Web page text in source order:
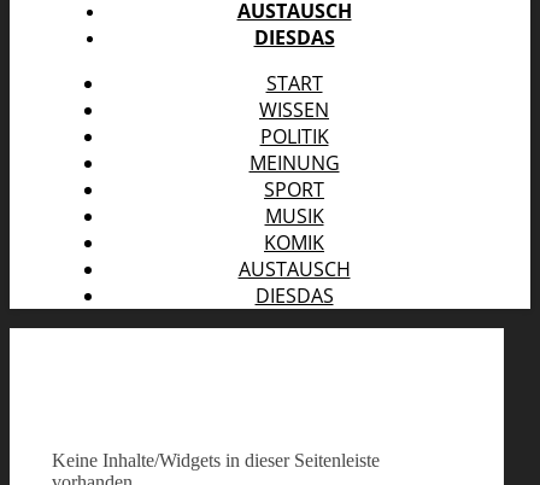
AUSTAUSCH
DIESDAS
START
WISSEN
POLITIK
MEINUNG
SPORT
MUSIK
KOMIK
AUSTAUSCH
DIESDAS
Keine Inhalte/Widgets in dieser Seitenleiste